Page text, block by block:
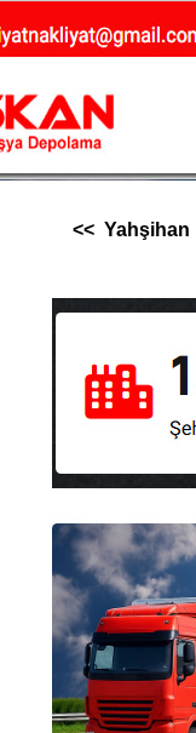
<< Yahşihan